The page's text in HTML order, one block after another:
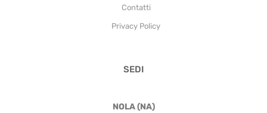
Contatti
Privacy Policy
SEDI
NOLA (NA)